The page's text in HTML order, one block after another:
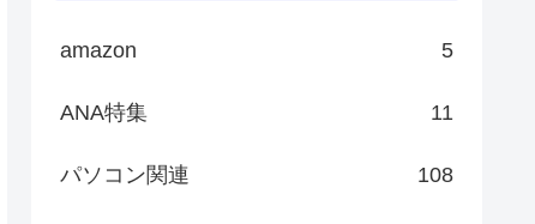
amazon 5
ANA特集 11
パソコン関連 108